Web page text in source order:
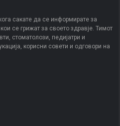
сакате да се информирате за
се грижат за своето здравје. Тимот
стоматолози, педијатри и
корисни совети и одговори на